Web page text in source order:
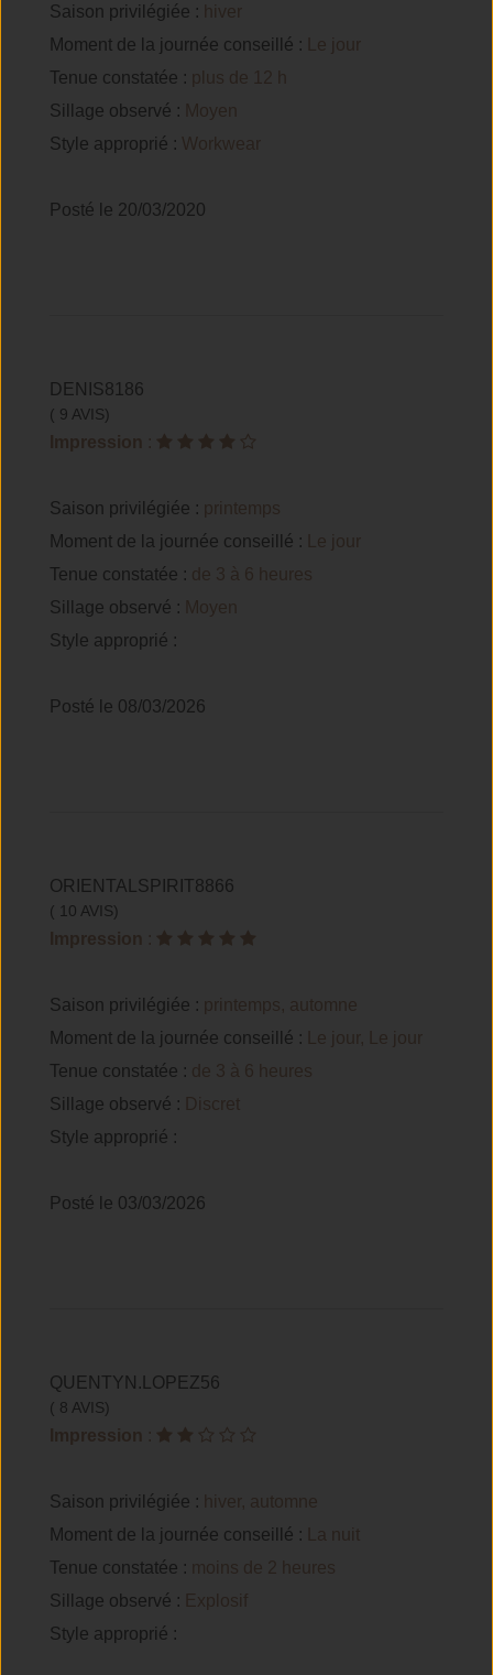
Saison privilégiée : hiver
Moment de la journée conseillé :
Le jour
Tenue constatée : plus de 12 h
Sillage observé : Moyen
Style approprié : Workwear
Posté le 20/03/2020
DENIS8186
( 9 AVIS)
Impression :
Saison privilégiée : printemps
Moment de la journée conseillé :
Le jour
Tenue constatée : de 3 à 6 heures
Sillage observé : Moyen
Style approprié :
Posté le 08/03/2026
ORIENTALSPIRIT8866
( 10 AVIS)
Impression :
Saison privilégiée : printemps, automne
Moment de la journée conseillé :
Le jour, Le jour
Tenue constatée : de 3 à 6 heures
Sillage observé : Discret
Style approprié :
Posté le 03/03/2026
QUENTYN.LOPEZ56
( 8 AVIS)
Impression :
Saison privilégiée : hiver, automne
Moment de la journée conseillé :
La nuit
Tenue constatée :
moins de 2 heures
Sillage observé : Explosif
Style approprié :